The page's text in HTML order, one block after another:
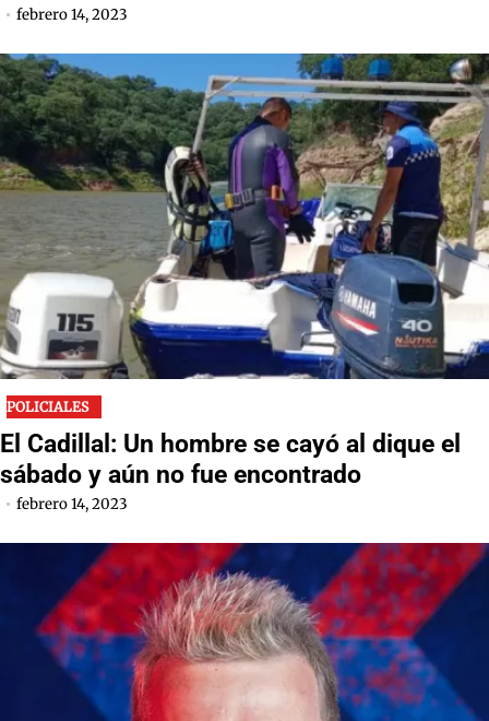
febrero 14, 2023
POLICIALES
El Cadillal: Un hombre se cayó al dique el
sábado y aún no fue encontrado
febrero 14, 2023